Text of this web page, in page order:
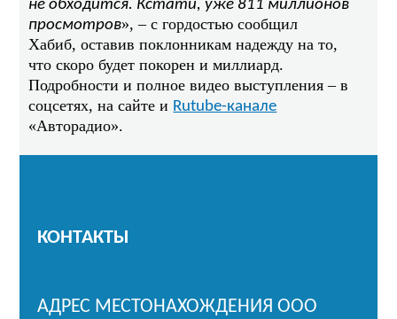
не обходится. Кстати, уже 811 миллионов
просмотров», – с гордостью сообщил
Хабиб, оставив поклонникам надежду на то,
что скоро будет покорен и миллиард.
Подробности и полное видео выступления – в
соцсетях, на сайте и Rutube-канале
«Авторадио».
КОНТАКТЫ
АДРЕС МЕСТОНАХОЖДЕНИЯ ООО